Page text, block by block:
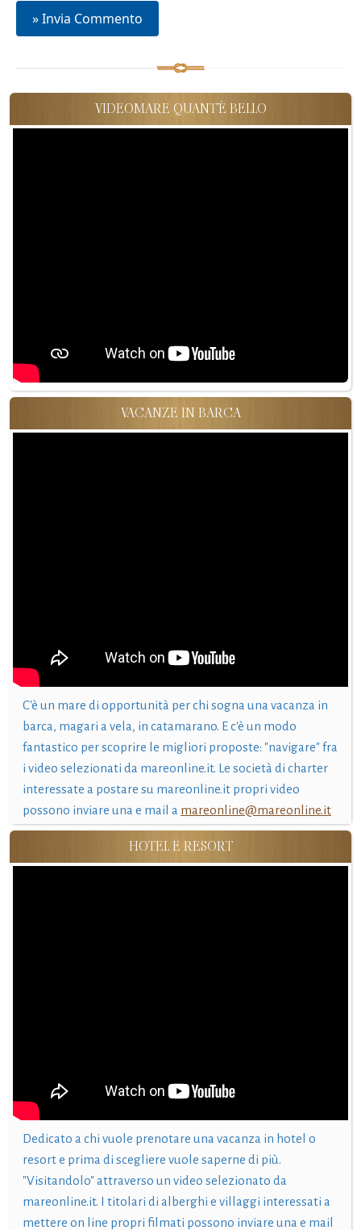
VIDEOMARE QUANT'È BELLO
VACANZE IN BARCA
C'è un mare di opportunità per chi sogna una vacanza in
barca, magari a vela, in catamarano. E c'è un modo
fantastico per scoprire le migliori proposte: "navigare" fra
i video selezionati da mareonline.it. Le società di charter
interessate a postare su mareonline.it propri video
possono inviare una e mail a mareonline@mareonline.it
HOTEL E RESORT
Dedicato a chi vuole prenotare una vacanza in hotel o
resort e prima di scegliere vuole saperne di più.
"Visitandolo" attraverso un video selezionato da
mareonline.it. I titolari di alberghi e villaggi interessati a
mettere on line propri filmati possono inviare una e mail